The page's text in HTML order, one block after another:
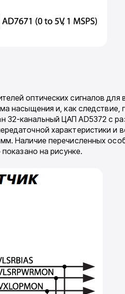
оптических сиг­налов для
насыщения и, как следствие,
канальный ЦАП AD5372 с
характеристики и
Наличие перечислен­ных
на рисунке.